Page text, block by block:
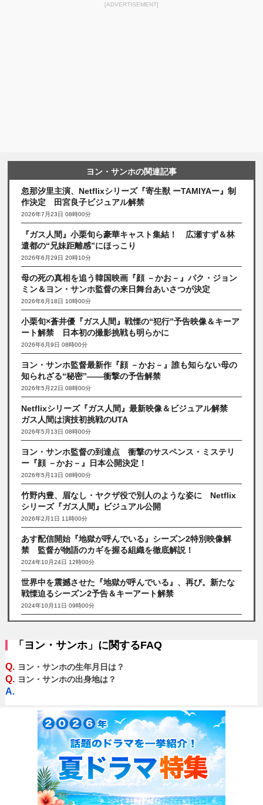
[ADVERTISEMENT]
ヨン・サンホの関連記事
忽那汐里主演、Netflixシリーズ『寄生獣 ーTAMIYAー』制
作決定 田宮良子ビジュアル解禁
2026年7月23日 08時00分
『ガス人間』小栗旬ら豪華キャスト集結！ 広瀬すず＆林
遣都の“兄妹距離感”にほっこり
2026年6月29日 20時10分
母の死の真相を追う韓国映画『顔 －かお－』パク・ジョン
ミン＆ヨン・サンホ監督の来日舞台あいさつが決定
2026年6月18日 10時00分
小栗旬×蒼井優『ガス人間』戦慄の“犯行”予告映像＆キーア
ート解禁 日本初の撮影挑戦も明らかに
2026年6月9日 08時00分
ヨン・サンホ監督最新作『顔 －かお－』誰も知らない母の
知られざる“秘密”――衝撃の予告解禁
2026年5月22日 08時00分
Netflixシリーズ『ガス人間』最新映像＆ビジュアル解禁
ガス人間は演技初挑戦のUTA
2026年5月13日 08時00分
ヨン・サンホ監督の到達点 衝撃のサスペンス・ミステリ
ー『顔 －かお－』日本公開決定！
2026年5月13日 08時00分
竹野内豊、眉なし・ヤクザ役で別人のような姿に Netflix
シリーズ『ガス人間』ビジュアル公開
2026年2月1日 11時00分
あす配信開始『地獄が呼んでいる』シーズン2特別映像解
禁 監督が物語のカギを握る組織を徹底解説！
2024年10月24日 12時00分
世界中を震撼させた『地獄が呼んでいる』、再び。新たな
戦慄迫るシーズン2予告＆キーアート解禁
2024年10月11日 09時00分
「ヨン・サンホ」に関するFAQ
Q. ヨン・サンホの生年月日は？
Q. ヨン・サンホの出身地は？
A.